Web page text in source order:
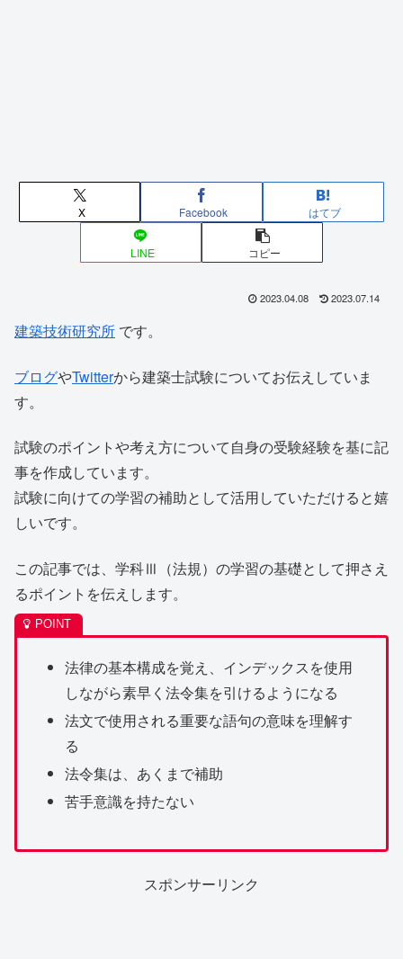
X Facebook はてブ
LINE コピー
2023.04.08 2023.07.14
建築技術研究所 です。
ブログやTwitterから建築士試験についてお伝えしていま
す。
試験のポイントや考え方について自身の受験経験を基に記
事を作成しています。
試験に向けての学習の補助として活用していただけると嬉
しいです。
この記事では、学科Ⅲ（法規）の学習の基礎として押さえ
るポイントを伝えします。
法律の基本構成を覚え、インデックスを使用
しながら素早く法令集を引けるようになる
法文で使用される重要な語句の意味を理解す
る
法令集は、あくまで補助
苦手意識を持たない
スポンサーリンク